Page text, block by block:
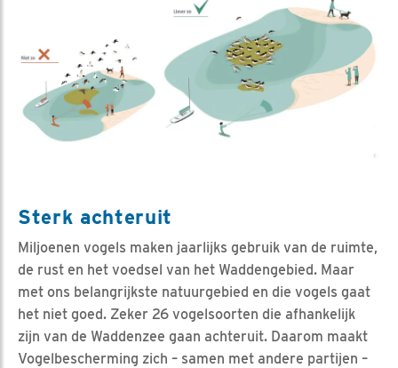
Sterk achteruit
Miljoenen vogels maken jaarlijks gebruik van de ruimte,
de rust en het voedsel van het Waddengebied. Maar
met ons belangrijkste natuurgebied en die vogels gaat
het niet goed. Zeker 26 vogelsoorten die afhankelijk
zijn van de Waddenzee gaan achteruit. Daarom maakt
Vogelbescherming zich – samen met andere partijen –